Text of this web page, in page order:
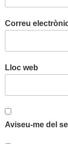
Correu
Lloc web
Aviseu-me del